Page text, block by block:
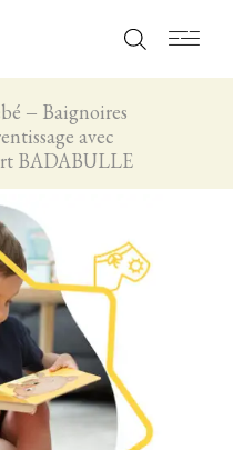
Baignoires
avec
BADABULLE